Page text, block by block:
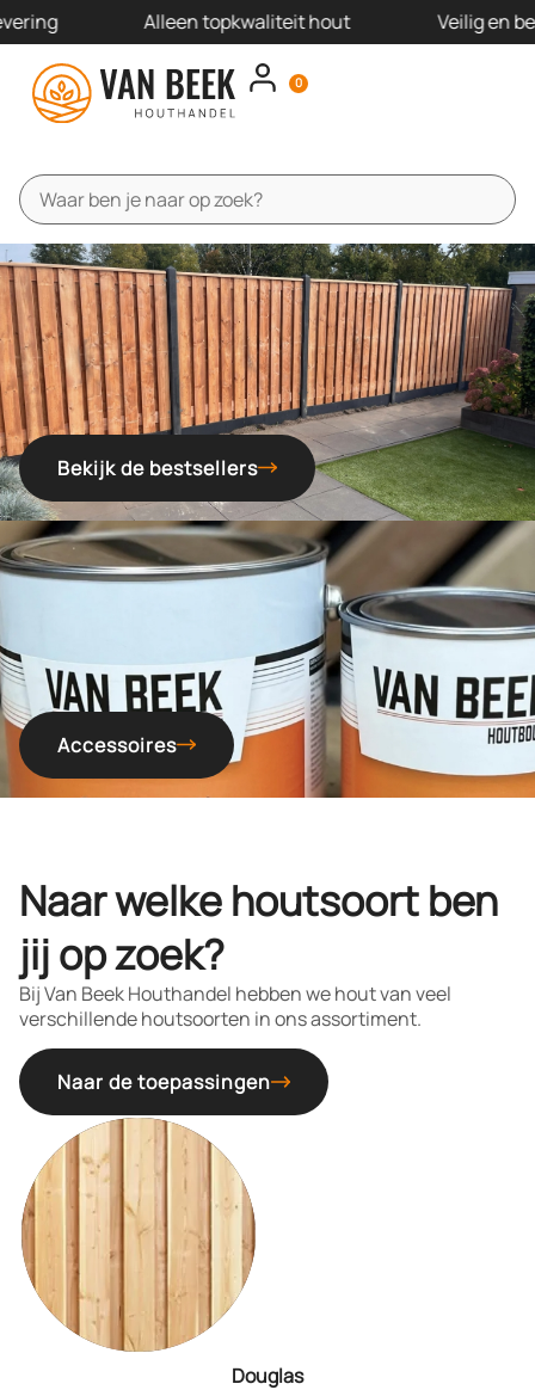
Alleen topkwaliteit hout Veilig en
0
Bekijk de bestsellers
Accessoires
Naar welke houtsoort ben
jij op zoek?
Bij Van Beek Houthandel hebben we hout van veel
verschillende houtsoorten in ons assortiment.
Naar de toepassingen
Douglas